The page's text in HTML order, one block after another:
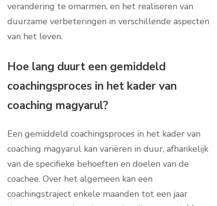
verandering te omarmen, en het realiseren van
duurzame verbeteringen in verschillende aspecten
van het leven.
Hoe lang duurt een gemiddeld
coachingsproces in het kader van
coaching magyarul?
Een gemiddeld coachingsproces in het kader van
coaching magyarul kan variëren in duur, afhankelijk
van de specifieke behoeften en doelen van de
coachee. Over het algemeen kan een
coachingstraject enkele maanden tot een jaar